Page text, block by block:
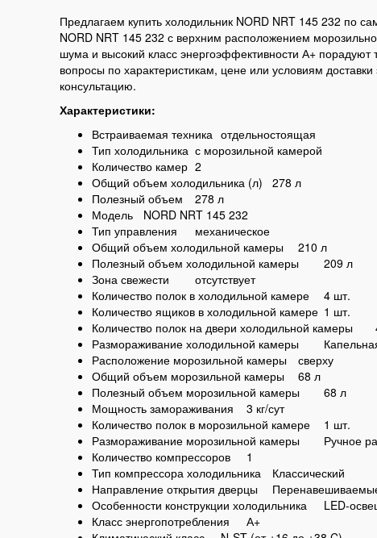
Предлагаем купить холодильник NORD NRT 145 232 по
NORD NRT 145 232 с верхним расположением
шума и высокий класс энергоэффективности А+
вопросы по характеристикам, цене или условиям
консультацию.
Характеристики:
Встраиваемая техника отдельностоящая
Тип холодильника с морозильной камерой
Количество камер 2
Общий объем холодильника (л)
278 л
Полезный объем
278 л
Модель
NORD NRT 145 232
Тип управления
механическое
Общий объем холодильной камеры
210 л
Полезный объем холодильной камеры
209 л
Зона свежести
отсутствует
Количество полок в холодильной камере
4 шт.
Количество ящиков в холодильной камере 1 шт.
Количество полок на двери холодильной камеры
Размораживание холодильной камеры
Расположение морозильной камеры
сверху
Общий объем морозильной камеры
68 л
Полезный объем морозильной камеры
68 л
Мощность замораживания
3 кг/сут
Количество полок в морозильной камере
1 шт.
Размораживание морозильной камеры
Ручное
Количество компрессоров
1
Тип компрессора холодильника
Классический
Направление открытия дверцы
Особенности конструкции холодильника
LED-
Класс энергопотребления
А+